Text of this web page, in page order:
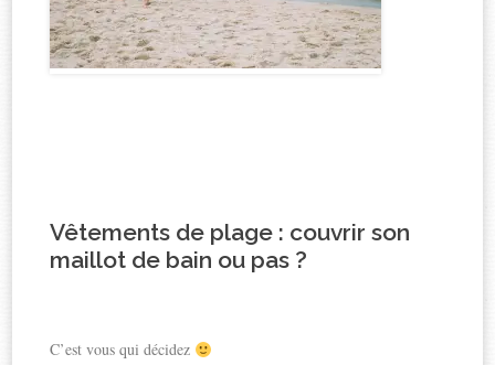
Vêtements de plage : couvrir son
maillot de bain ou pas ?
C’est vous qui décidez